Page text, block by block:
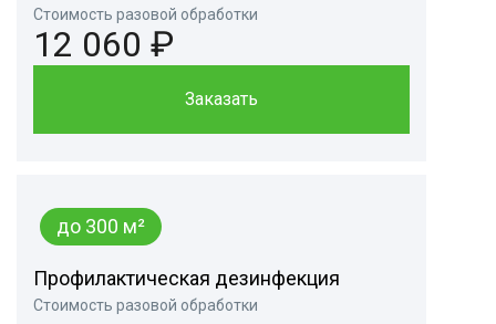
Стоимость разовой обработки
12 060 ₽
Заказать
до 300 м²
Профилактическая дезинфекция
Стоимость разовой обработки